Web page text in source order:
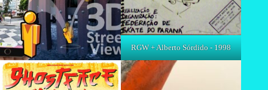
RGW + Alberto Sórdido - 1998